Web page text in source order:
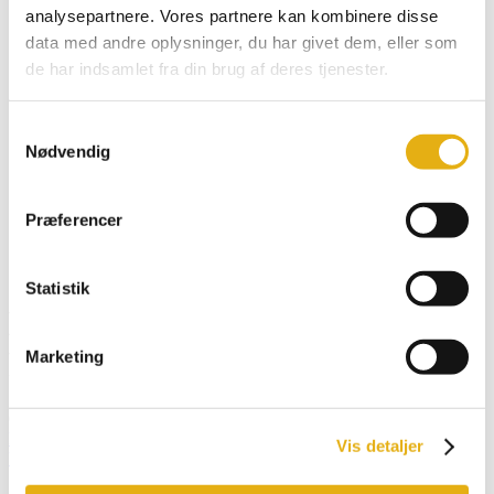
analysepartnere. Vores partnere kan kombinere disse
data med andre oplysninger, du har givet dem, eller som
de har indsamlet fra din brug af deres tjenester.
Nødvendig
Præferencer
Statistik
Marketing
Vis detaljer
Klistermærker & Reklameartikler
English
Frontload
FRONTLOAD
/ Ministrøkasse 10L, Super & Frontload